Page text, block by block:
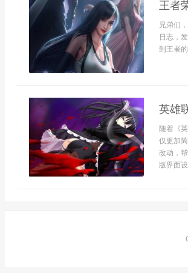
王者
兄弟们
日志，
到王者
英雄
随着《
仅更加
改动，
版界面